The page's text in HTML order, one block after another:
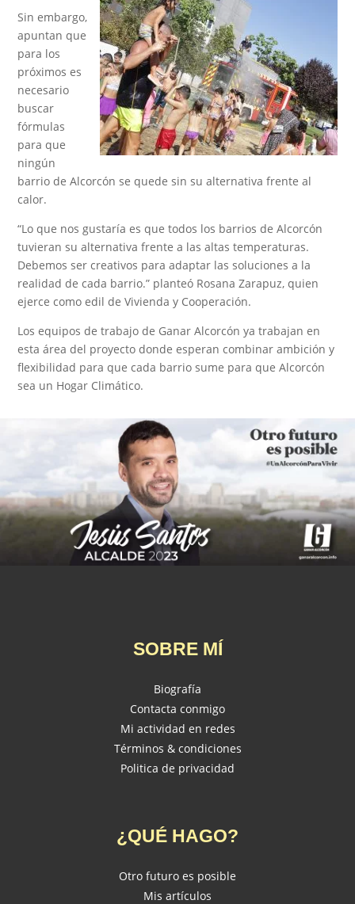
Sin embargo,
apuntan que
para los
próximos es
necesario
buscar
fórmulas
para que
ningún
barrio de Alcorcón se quede sin su alternativa frente al
calor.
“Lo que nos gustaría es que todos los barrios de Alcorcón
tuvieran su alternativa frente a las altas temperaturas.
Debemos ser creativos para adaptar las soluciones a la
realidad de cada barrio.” planteó Rosana Zarapuz, quien
ejerce como edil de Vivienda y Cooperación.
Los equipos de trabajo de Ganar Alcorcón ya trabajan en
esta área del proyecto donde esperan combinar ambición y
flexibilidad para que cada barrio sume para que Alcorcón
sea un Hogar Climático.
SOBRE MÍ
Biografía
Contacta conmigo
Mi actividad en redes
Términos & condiciones
Politica de privacidad
¿QUÉ HAGO?
Otro futuro es posible
Mis artículos